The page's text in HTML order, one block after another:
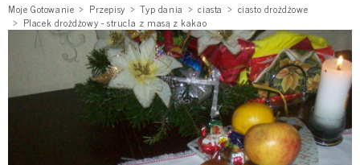
Moje Gotowanie Przepisy Typ dania ciasta
ciasto drożdżowe
Placek drożdżowy - strucla z masą z kakao